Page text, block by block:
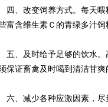
四、改变饲养方式。每天喂
富含维生素Ｃ的青绿多汁饲
五、及时给予足够的饮水。
保证畜禽及时喝到清洁甘
六、减少各种应激因素，尽